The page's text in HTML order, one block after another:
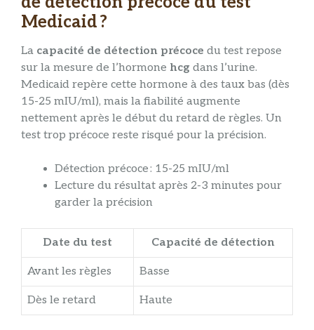
Medicaid ?
La capacité de détection précoce du test repose
sur la mesure de l’hormone hcg dans l’urine.
Medicaid repère cette hormone à des taux bas (dès
15-25 mIU/ml), mais la fiabilité augmente
nettement après le début du retard de règles. Un
test trop précoce reste risqué pour la précision.
Détection précoce : 15-25 mIU/ml
Lecture du résultat après 2-3 minutes pour
garder la précision
Date du test Capacité de détection
Avant les règles Basse
Dès le retard Haute